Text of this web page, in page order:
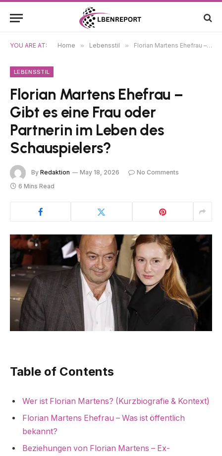
YOU ARE AT: Home » Lebensstil » Florian Martens Ehefrau – Gibt es eine Frau oder Partnerin im Leben des Schauspielers?
LEBENSSTIL
Florian Martens Ehefrau –
Gibt es eine Frau oder
Partnerin im Leben des
Schauspielers?
By Redaktion May 18, 2026
No Comments
6 Mins Read
Table of Contents
Wer ist Florian Martens? (Kurzbiografie & Kontext)
Florian Martens Ehefrau – Was ist öffentlich
bekannt?
Beziehungen von Florian Martens – Ex-